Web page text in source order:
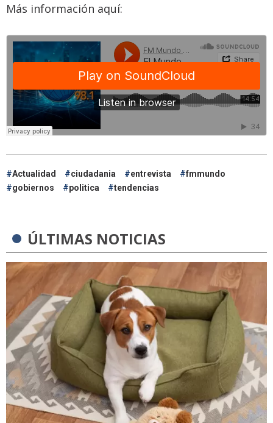
Más información aquí:
Actualidad ciudadania entrevista
fmmundo
gobiernos
politica tendencias
ÚLTIMAS NOTICIAS